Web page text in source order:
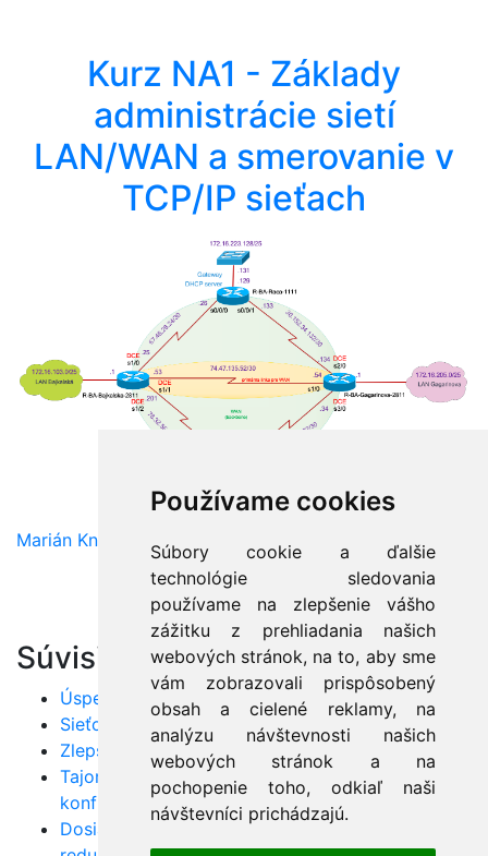
Používame cookies
Súbory cookie a ďalšie
technológie sledovania
používame na zlepšenie vášho
zážitku z prehliadania našich
webových stránok, na to, aby sme
vám zobrazovali prispôsobený
obsah a cielené reklamy, na
analýzu návštevnosti našich
webových stránok a na
pochopenie toho, odkiaľ naši
návštevníci prichádzajú.
Kurz NA1 - Základy
administrácie sietí
LAN/WAN a smerovanie v
TCP/IP sieťach
Marián Knězek
Súvisiace články:
Úspešné zvládnutie TCP/IP v praxi
Sieťové zariadenia: Sprievodca OSI vrstvami
Zlepšite QoS siete: Šírka pásma a spoľahlivosť
Tajomstvá efektívneho prepínania VLAN a Cisco
konfigurácií
Dosiahnite sieťovú dokonalosť: VLAN, VTP a